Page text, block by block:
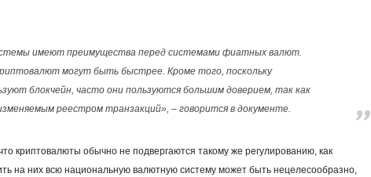
имеют преимущества перед системами фиатных валют.
могут быть быстрее. Кроме того, поскольку
блокчейн, часто они пользуются большим доверием, так как
реестром транзакций», – говорится в документе.
криптовалюты обычно не подвергаются такому же регулированию, как
на них всю национальную валютную систему может быть нецелесообразно,